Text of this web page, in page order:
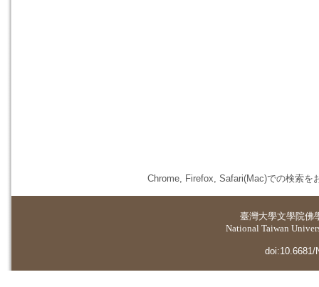
Chrome, Firefox, Safari(Mac)での検索を
臺灣大學文學院佛
National Taiwan
doi:10.6681/